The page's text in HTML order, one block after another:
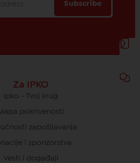
Subscribe
Za IPKO
Ipko - Tvoj krug
pokrivenosti
zapošljavanja
i sponzorstva
Vesti i događaji